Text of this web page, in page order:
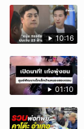
10:16
01:10